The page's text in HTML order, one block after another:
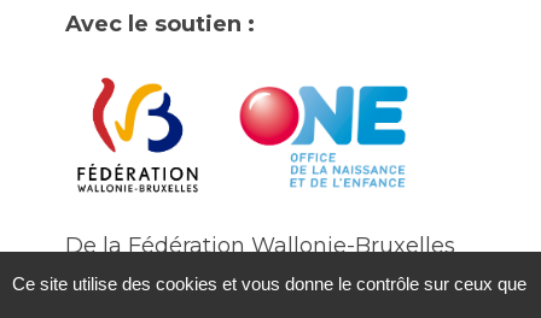
Avec le soutien :
De la Fédération Wallonie-Bruxelles
De l'Office National de l'enfance
Ce site utilise des cookies et vous donne le contrôle sur ceux que